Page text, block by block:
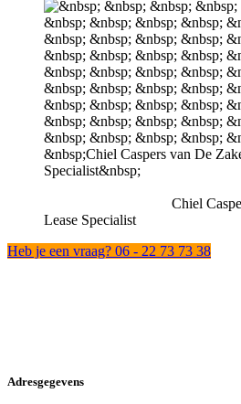
Chiel Caspers van
Lease Specialist
Heb je een vraag? 06 - 22 73 73 38
Adresgegevens